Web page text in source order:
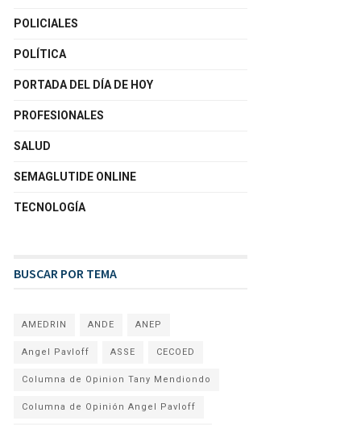
POLICIALES
POLÍTICA
PORTADA DEL DÍA DE HOY
PROFESIONALES
SALUD
SEMAGLUTIDE ONLINE
TECNOLOGÍA
BUSCAR POR TEMA
AMEDRIN ANDE ANEP
Angel Pavloff ASSE CECOED
Columna de Opinion Tany Mendiondo
Columna de Opinión Angel Pavloff